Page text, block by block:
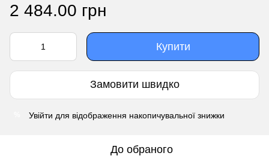
2 484.00 грн
Купити
Замовити швидко
Увійти для відображення накопичувальної знижки
До обраного